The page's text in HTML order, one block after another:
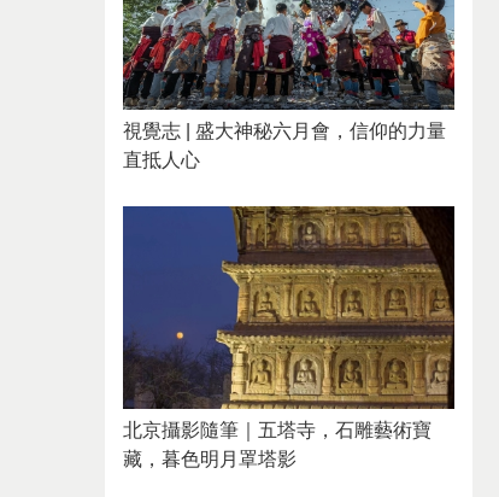
視覺志 | 盛大神秘六月會，信仰的力量
直抵人心
北京攝影隨筆｜​五塔寺，石雕藝術寶
藏，暮色明月罩塔影